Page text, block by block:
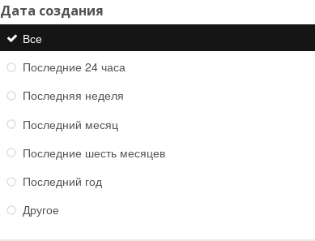
Дата создания
Все
Последние 24 часа
Последняя неделя
Последний месяц
Последние шесть месяцев
Последний год
Другое